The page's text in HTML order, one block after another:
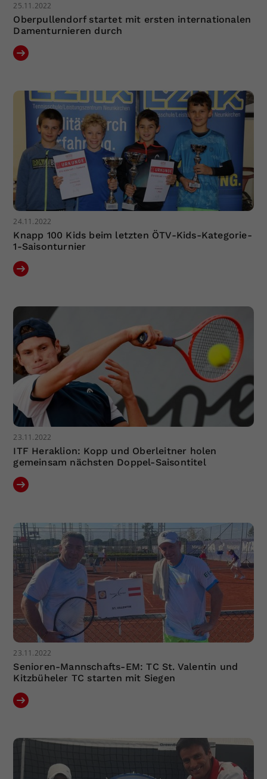
25.11.2022
Oberpullendorf startet mit ersten internationalen
Damenturnieren durch
24.11.2022
Knapp 100 Kids beim letzten ÖTV-Kids-Kategorie-
1-Saisonturnier
23.11.2022
ITF Heraklion: Kopp und Oberleitner holen
gemeinsam nächsten Doppel-Saisontitel
23.11.2022
Senioren-Mannschafts-EM: TC St. Valentin und
Kitzbüheler TC starten mit Siegen